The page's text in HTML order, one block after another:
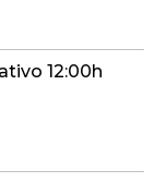
12:00h